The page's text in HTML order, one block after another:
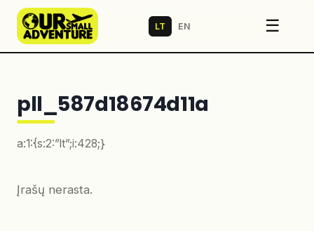
LT EN ☰
pll_587d18674d11a
a:1:{s:2:”lt”;i:428;}
Įrašų nerasta.